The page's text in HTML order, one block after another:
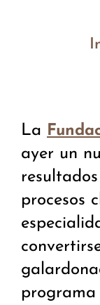
La
ayer un
procesos
programa